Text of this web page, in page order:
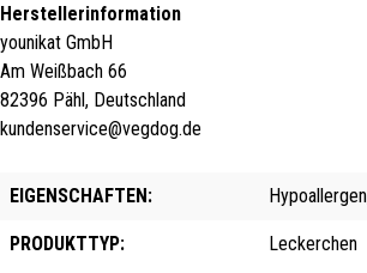
Herstellerinformation
younikat GmbH
Am Weißbach 66
82396 Pähl, Deutschland
kundenservice@vegdog.de
EIGENSCHAFTEN:
PRODUKTTYP: Leckerchen